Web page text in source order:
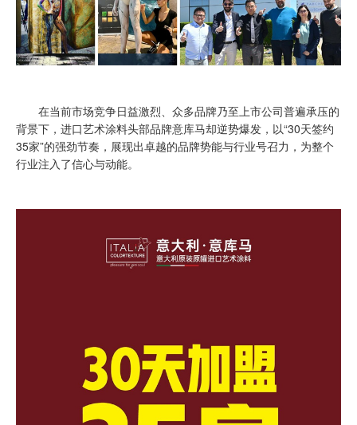
在当前市场竞争日益激烈、众多品牌乃至上市公司普遍承压的
背景下，进口艺术涂料头部品牌意库马却逆势爆发，以“30天签约
35家”的强劲节奏，展现出卓越的品牌势能与行业号召力，为整个
行业注入了信心与动能。